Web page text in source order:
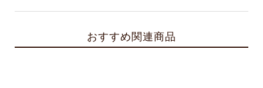
おすすめ関連商品